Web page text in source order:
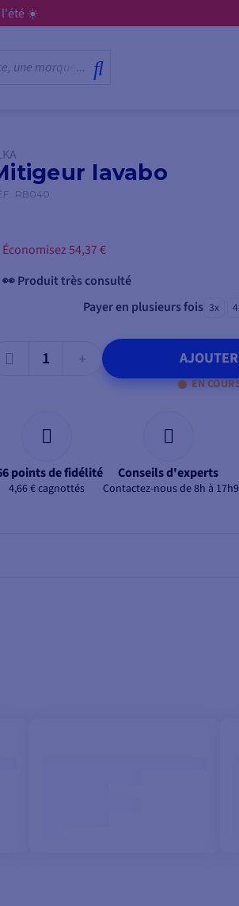
l'été ☀️
lavabo
RB040
Économisez 54,37 €
👀 Produit très consulté
Payer en plusieurs fois 3x
EN
points de fidélité
4,66 € cagnottés
Conseils d'experts
Contactez-nous de 8h à 17h